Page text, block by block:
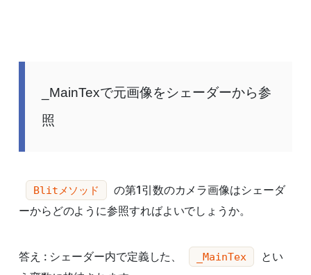
_MainTexで元画像をシェーダーから参
照
Blitメソッド
の第1引数のカメラ画像はシェーダ
ーからどのように参照すればよいでしょうか。
答え : シェーダー内で定義した、 _MainTex
とい